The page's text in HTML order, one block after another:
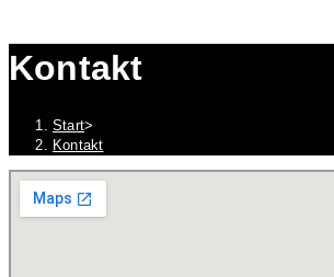
Kontakt
Start>
Kontakt